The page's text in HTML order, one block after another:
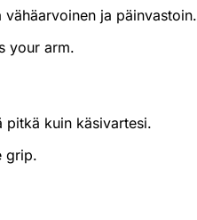
ja päinvastoin.
your arm.
pitkä kuin käsivartesi.
grip.